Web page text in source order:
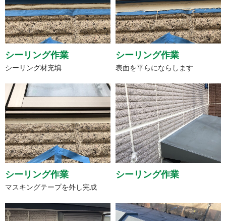
シーリング作業
シーリング材充填
シーリング作業
表面を平らにならします
シーリング作業
マスキングテープを外し完成
シーリング作業